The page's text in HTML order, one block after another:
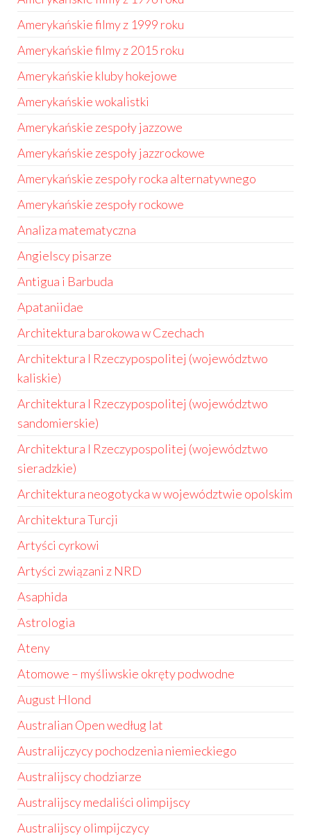
Amerykańskie filmy z 1999 roku
Amerykańskie filmy z 2015 roku
Amerykańskie kluby hokejowe
Amerykańskie wokalistki
Amerykańskie zespoły jazzowe
Amerykańskie zespoły jazzrockowe
Amerykańskie zespoły rocka alternatywnego
Amerykańskie zespoły rockowe
Analiza matematyczna
Angielscy pisarze
Antigua i Barbuda
Apataniidae
Architektura barokowa w Czechach
Architektura I Rzeczypospolitej (województwo
kaliskie)
Architektura I Rzeczypospolitej (województwo
sandomierskie)
Architektura I Rzeczypospolitej (województwo
sieradzkie)
Architektura neogotycka w województwie opolskim
Architektura Turcji
Artyści cyrkowi
Artyści związani z NRD
Asaphida
Astrologia
Ateny
Atomowe – myśliwskie okręty podwodne
August Hlond
Australian Open według lat
Australijczycy pochodzenia niemieckiego
Australijscy chodziarze
Australijscy medaliści olimpijscy
Australijscy olimpijczycy